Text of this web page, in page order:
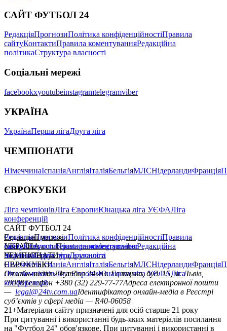
САЙТ ФУТБОЛ 24
РедакціяПрогнозиПолітика конфіденційностіПравила
сайтуКонтактиПравила коментуванняРедакційна
політикаСтруктура власності
Соціальні мережі
facebookxyoutubeinstagramtelegramviber
УКРАЇНА
УкраїнаПерша лігаДруга ліга
ЧЕМПІОНАТИ
НімеччинаІспаніяАнгліяІталіяБельгіяМЛСНідерландиФранція
ЄВРОКУБКИ
Ліга чемпіонівЛіга ЄвропиЮнацька ліга УЄФАЛіга
конференцій
САЙТ ФУТБОЛ 24
РедакціяПрогнозиПолітика конфіденційностіПравила
сайтуКонтактиПравила коментуванняРедакційна
політикаСтруктура власності
Соціальні мережі
facebookxyoutubeinstagramtelegramviber
УКРАЇНА
УкраїнаПерша лігаДруга ліга
ЧЕМПІОНАТИ
НімеччинаІспаніяАнгліяІталіяБельгіяМЛСНідерландиФранція
ЄВРОКУБКИ
Ліга чемпіонівЛіга ЄвропиЮнацька ліга УЄФАЛіга
конференцій
Онлайн-медіа «Футбол 24»пл. Галицька, буд. 15, м. Львів,
79008Телефон +380 (32) 229-77-77Адреса електронної пошти
— legal@24tv.com.uaІдентифікатор онлайн-медіа в Реєстрі
суб’єктів у сфері медіа — R40-06058
21+Матеріали сайту призначені для осіб старше 21 року
При цитуванні і використанні будь-яких матеріалів посилання
на "Футбол 24" обов'язкове. При цитуванні і використанні в